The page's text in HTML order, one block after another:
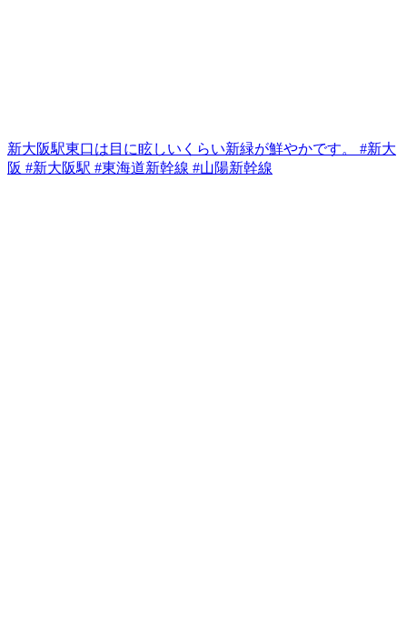
新大阪駅東口は目に眩しいくらい新緑が鮮やかです。 #新大
阪 #新大阪駅 #東海道新幹線 #山陽新幹線